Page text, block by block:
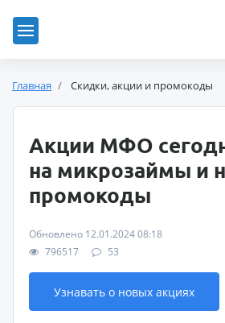
Главная Скидки, акции и промокоды
Акции МФО
на микрозаймы и
промокоды
Обновлено 12.01.2024 08:18
796517
53
Узнавать о новых акциях